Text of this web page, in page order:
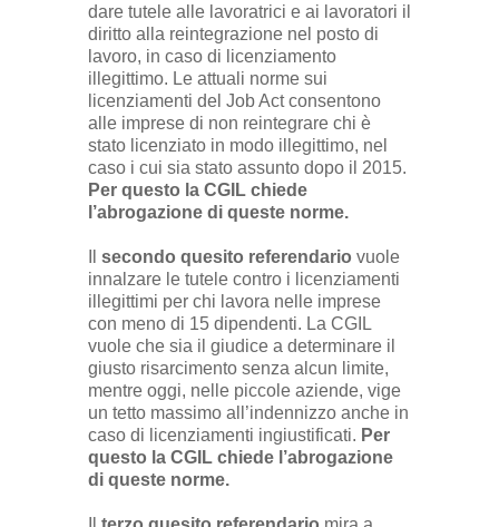
dare tutele alle lavoratrici e ai lavoratori il
diritto alla reintegrazione nel posto di
lavoro, in caso di licenziamento
illegittimo. Le attuali norme sui
licenziamenti del Job Act consentono
alle imprese di non reintegrare chi è
stato licenziato in modo illegittimo, nel
caso i cui sia stato assunto dopo il 2015.
Per questo la CGIL chiede
l’abrogazione di queste norme.
secondo quesito referendario vuole
innalzare le tutele contro i licenziamenti
illegittimi per chi lavora nelle imprese
con meno di 15 dipendenti. La CGIL
vuole che sia il giudice a determinare il
giusto risarcimento senza alcun limite,
mentre oggi, nelle piccole aziende, vige
un tetto massimo all’indennizzo anche in
caso di licenziamenti ingiustificati. Per
questo la CGIL chiede l’abrogazione
di queste norme.